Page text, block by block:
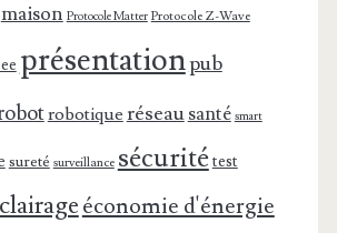
maison Protocole Matter Protocole Z-Wave
présentationpub
robotique réseausanté smart
sureté surveillance sécuritétest
économie d'énergie